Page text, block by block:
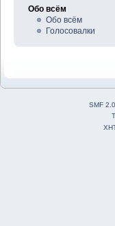
Обо всём
Обо всём
Голосовалки
SMF